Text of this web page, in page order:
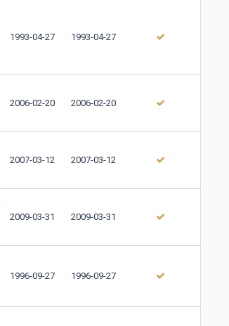
1993-04-27 1993-04-27
2006-02-20 2006-02-20
2007-03-12 2007-03-12
2009-03-31 2009-03-31
1996-09-27 1996-09-27